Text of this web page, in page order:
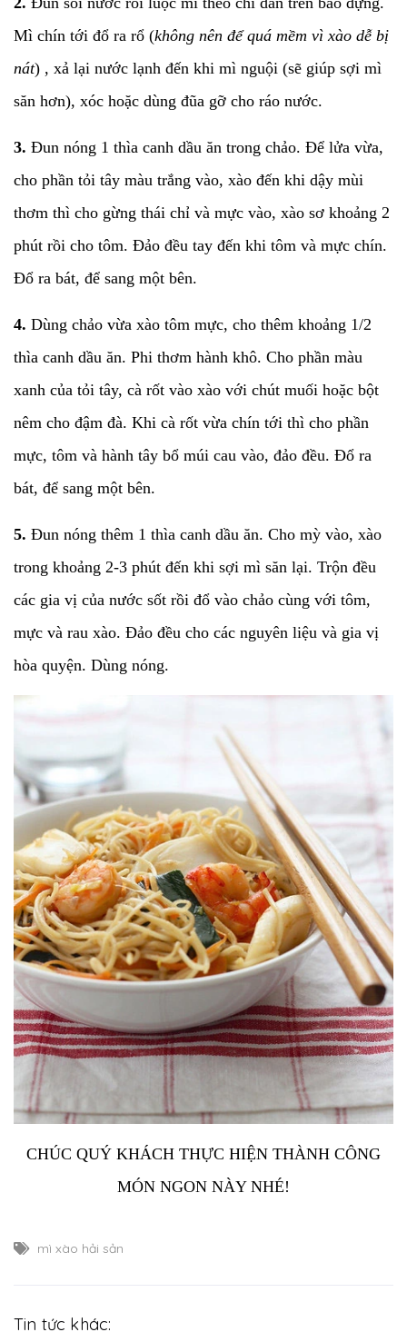
Mì chín tới đổ ra rổ (không nên để quá mềm vì xào dễ bị
nát) , xả lại nước lạnh đến khi mì nguội (sẽ giúp sợi mì
săn hơn), xóc hoặc dùng đũa gỡ cho ráo nước.
3. Đun nóng 1 thìa canh dầu ăn trong chảo. Để lửa vừa,
cho phần tỏi tây màu trắng vào, xào đến khi dậy mùi
thơm thì cho gừng thái chỉ và mực vào, xào sơ khoảng 2
phút rồi cho tôm. Đảo đều tay đến khi tôm và mực chín.
Đổ ra bát, để sang một bên.
4. Dùng chảo vừa xào tôm mực, cho thêm khoảng 1/2
thìa canh dầu ăn. Phi thơm hành khô. Cho phần màu
xanh của tỏi tây, cà rốt vào xào với chút muối hoặc bột
nêm cho đậm đà. Khi cà rốt vừa chín tới thì cho phần
mực, tôm và hành tây bổ múi cau vào, đảo đều. Đổ ra
bát, để sang một bên.
5. Đun nóng thêm 1 thìa canh dầu ăn. Cho mỳ vào, xào
trong khoảng 2-3 phút đến khi sợi mì săn lại. Trộn đều
các gia vị của nước sốt rồi đổ vào chảo cùng với tôm,
mực và rau xào. Đảo đều cho các nguyên liệu và gia vị
hòa quyện. Dùng nóng.
CHÚC QUÝ KHÁCH THỰC HIỆN THÀNH CÔNG
MÓN NGON NÀY NHÉ!
mì xào hải sản
Tin tức khác: